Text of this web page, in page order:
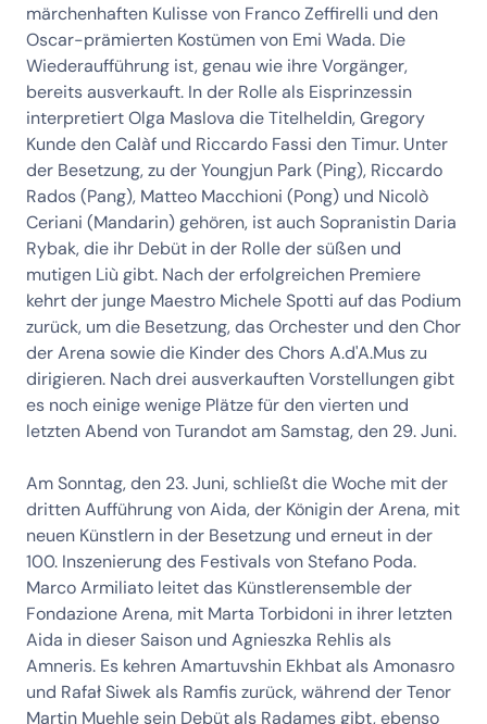
märchenhaften Kulisse von Franco Zeffirelli und den
Oscar-prämierten Kostümen von Emi Wada. Die
Wiederaufführung ist, genau wie ihre Vorgänger,
bereits ausverkauft. In der Rolle als Eisprinzessin
interpretiert Olga Maslova die Titelheldin, Gregory
Kunde den Calàf und Riccardo Fassi den Timur. Unter
der Besetzung, zu der Youngjun Park (Ping), Riccardo
Rados (Pang), Matteo Macchioni (Pong) und Nicolò
Ceriani (Mandarin) gehören, ist auch Sopranistin Daria
Rybak, die ihr Debüt in der Rolle der süßen und
mutigen Liù gibt. Nach der erfolgreichen Premiere
kehrt der junge Maestro Michele Spotti auf das Podium
zurück, um die Besetzung, das Orchester und den Chor
der Arena sowie die Kinder des Chors A.d'A.Mus zu
dirigieren. Nach drei ausverkauften Vorstellungen gibt
es noch einige wenige Plätze für den vierten und
letzten Abend von Turandot am Samstag, den 29. Juni.
Am Sonntag, den 23. Juni, schließt die Woche mit der
dritten Aufführung von Aida, der Königin der Arena, mit
neuen Künstlern in der Besetzung und erneut in der
100. Inszenierung des Festivals von Stefano Poda.
Marco Armiliato leitet das Künstlerensemble der
Fondazione Arena, mit Marta Torbidoni in ihrer letzten
Aida in dieser Saison und Agnieszka Rehlis als
Amneris. Es kehren Amartuvshin Ekhbat als Amonasro
und Rafał Siwek als Ramfis zurück, während der Tenor
Martin Muehle sein Debüt als Radames gibt, ebenso